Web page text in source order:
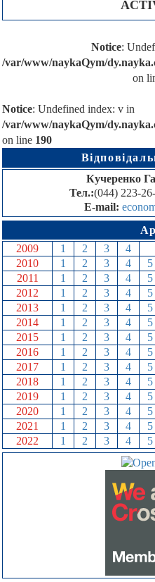
Notice:
/var/www/naykaQym/
on
Notice: Undefined index: v in
/var/www/naykaQym/
on line 190
Кучеренко
Тел.:(044) 223-
E-mail:
2009
1 2 3 4
2010
1 2 3 4 5
2011
1 2 3 4 5
2012
1 2 3 4 5
2013
1 2 3 4 5
2014
1 2 3 4 5
2015
1 2 3 4 5
2016
1 2 3 4 5
2017
1 2 3 4 5
2018
1 2 3 4 5
2019
1 2 3 4 5
2020
1 2 3 4 5
2021
1 2 3 4 5
2022
1 2 3 4 5